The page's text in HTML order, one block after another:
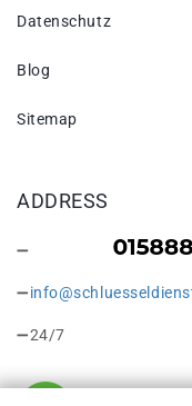
Datenschutz
Blog
Sitemap
ADDRESS
24/7